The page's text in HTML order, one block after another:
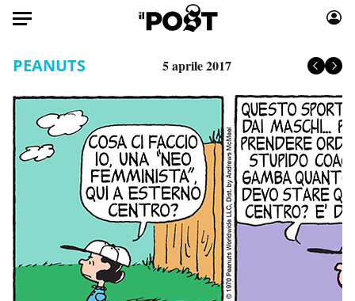
HOME
Italia
Mondo
Politica
Tecnologia
Scienza
Cultura
Economia
Moda
Libri
Consumismi
Storie/Idee
Ok Boomer!
Media
Europa
Altrecose
PEANUTS 5 aprile 2017